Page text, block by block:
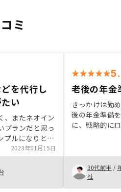
ミ
を代行し
い
、またネオイン
プランだと思っ
プルになりとて
す。 不動産投
資であり、保険
、選択しまし
2023年01月15日
老後の年金
きっかけは勤
後の年金準備
に、戦略的に
リスク・リタ
っかり吟味し
ク・リターン
どリストアッ
30代前半 /
社